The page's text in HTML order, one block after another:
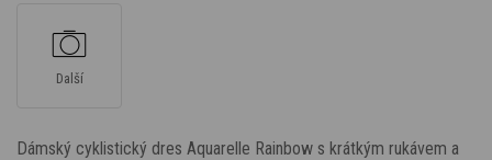
Další
Dámský cyklistický dres Aquarelle Rainbow s krátkým rukávem a